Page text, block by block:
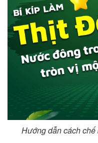
Hướng dẫn cách